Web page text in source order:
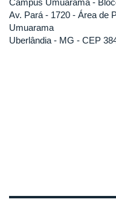
Av. Pará - 1720 - Área de
Umuarama
Uberlândia - MG - CEP